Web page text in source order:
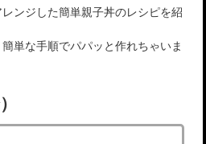
ンジした簡単親子丼のレシピを紹
単な手順でパパッと作れちゃいま